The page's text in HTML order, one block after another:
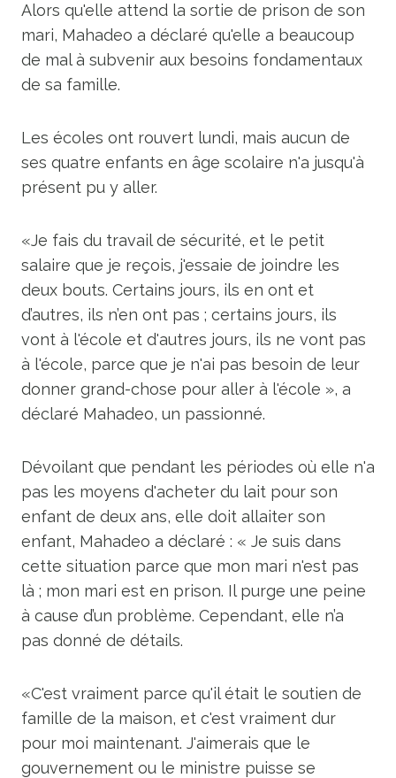
Alors qu'elle attend la sortie de prison de son
mari, Mahadeo a déclaré qu'elle a beaucoup
de mal à subvenir aux besoins fondamentaux
de sa famille.
Les écoles ont rouvert lundi, mais aucun de
ses quatre enfants en âge scolaire n'a jusqu'à
présent pu y aller.
«Je fais du travail de sécurité, et le petit
salaire que je reçois, j'essaie de joindre les
deux bouts. Certains jours, ils en ont et
d’autres, ils n’en ont pas ; certains jours, ils
vont à l'école et d'autres jours, ils ne vont pas
à l'école, parce que je n'ai pas besoin de leur
donner grand-chose pour aller à l'école », a
déclaré Mahadeo, un passionné.
Dévoilant que pendant les périodes où elle n'a
pas les moyens d'acheter du lait pour son
enfant de deux ans, elle doit allaiter son
enfant, Mahadeo a déclaré : « Je suis dans
cette situation parce que mon mari n'est pas
là ; mon mari est en prison. Il purge une peine
à cause d’un problème. Cependant, elle n’a
pas donné de détails.
«C'est vraiment parce qu'il était le soutien de
famille de la maison, et c'est vraiment dur
pour moi maintenant. J'aimerais que le
gouvernement ou le ministre puisse se